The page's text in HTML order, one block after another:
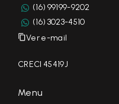
(16) 99199-9202
(16) 3023-4510
Ver e-mail
CRECI 45419J
Menu